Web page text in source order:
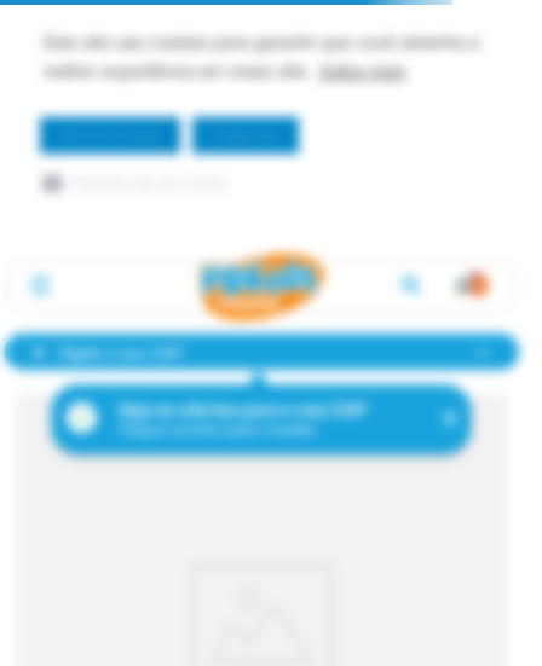
Este site usa cookies para garantir que você obtenha a
melhor experiência em nosso site.
Saiba mais
Digite o seu CEP
Veja as ofertas para o seu CEP